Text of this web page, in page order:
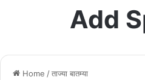
Add
Home /ताज्या बातम्या